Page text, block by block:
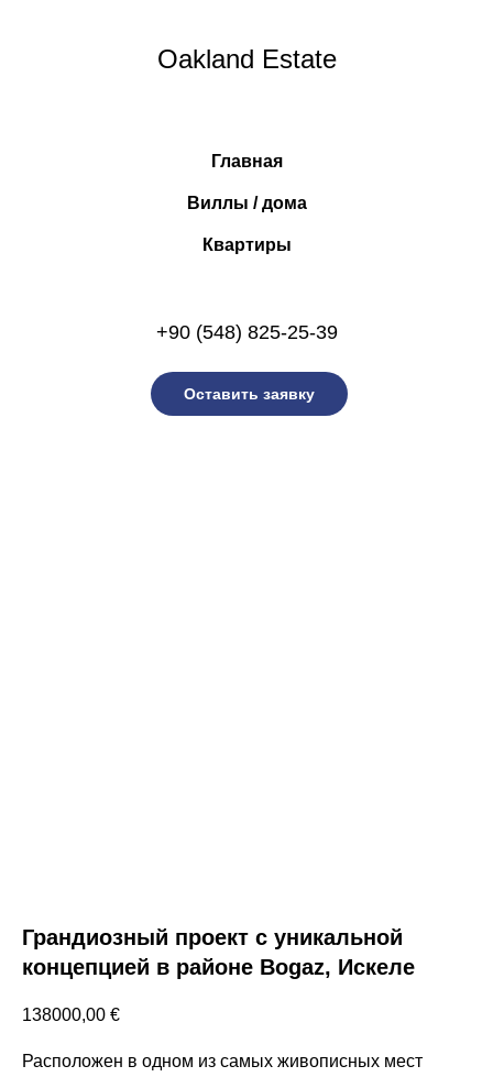
Oakland Estate
Главная
Виллы / дома
Квартиры
+90 (548) 825-25-39
Оставить заявку
Грандиозный проект с уникальной
концепцией в районе Bogaz, Искеле
138000,00 €
Расположен в одном из самых живописных мест